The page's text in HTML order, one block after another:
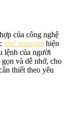
của công nghệ
ghế massage hiện
lệnh của người
và dễ nhớ, cho
thiết theo yêu